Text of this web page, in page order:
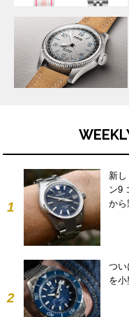
1
新
ン9
から
2
つい
を